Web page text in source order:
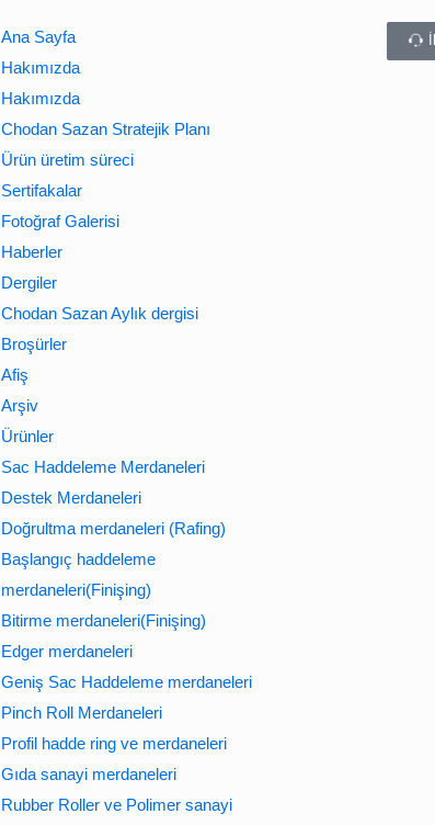
Ana Sayfa
Hakımızda
Hakımızda
Chodan Sazan Stratejik Planı
Ürün üretim süreci
Sertifakalar
Fotoğraf Galerisi
Haberler
Dergiler
Chodan Sazan Aylık dergisi
Broşürler
Afiş
Arşiv
Ürünler
Sac Haddeleme Merdaneleri
Destek Merdaneleri
Doğrultma merdaneleri (Rafing)
Başlangıç haddeleme
merdaneleri(Finişing)
Bitirme merdaneleri(Finişing)
Edger merdaneleri
Geniş Sac Haddeleme merdaneleri
Pinch Roll Merdaneleri
Profil hadde ring ve merdaneleri
Gıda sanayi merdaneleri
Rubber Roller ve Polimer sanayi